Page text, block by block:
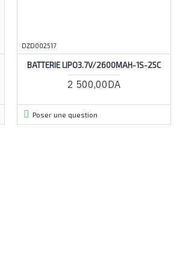
DZD002517
BATTERIE LIPO3.7V/2600MAH-1S-25C
2 500,00DA
Poser une question